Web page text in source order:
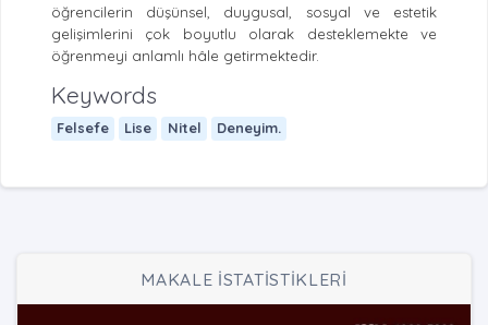
öğrencilerin düşünsel, duygusal, sosyal ve estetik
gelişimlerini çok boyutlu olarak desteklemekte ve
öğrenmeyi anlamlı hâle getirmektedir.
Keywords
Felsefe Lise Nitel Deneyim.
MAKALE İSTATİSTİKLERİ